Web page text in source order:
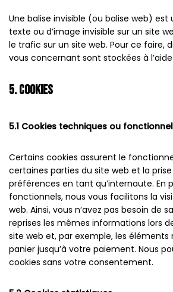
Une balise invisible (ou balise web)
texte ou d’image invisible sur un site
le trafic sur un site web. Pour ce faire,
vous concernant sont stockées à
5. Cookies
5.1 Cookies techniques ou
Certains cookies assurent le
certaines parties du site web et la
préférences en tant qu’internaute. En
fonctionnels, nous vous facilitons la
web. Ainsi, vous n’avez pas besoin de
reprises les mêmes informations lors
site web et, par exemple, les
panier jusqu’à votre paiement. Nous
cookies sans votre consentement.